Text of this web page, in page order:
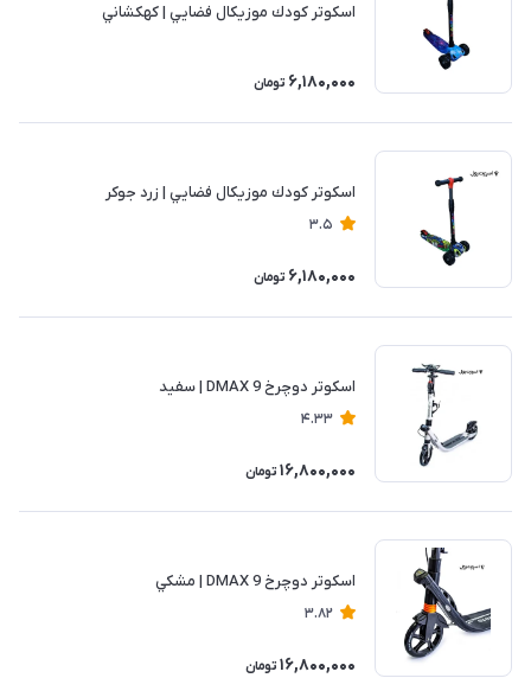
اسكوتر كودك موزيكال فضايي | كهكشاني
6,180,000 تومان
اسكوتر كودك موزيكال فضايي | زرد جوكر
3.5
6,180,000 تومان
اسکوتر دوچرخ DMAX 9 | سفید
4.33
16,800,000 تومان
اسکوتر دوچرخ DMAX 9 | مشكي
3.82
16,800,000 تومان